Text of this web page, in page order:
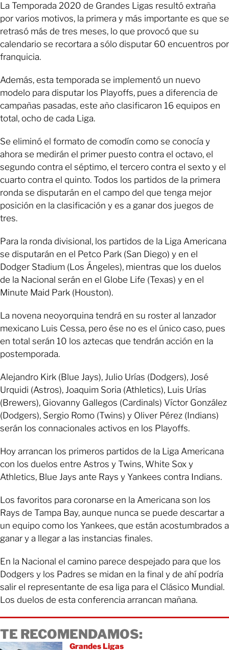
La Temporada 2020 de Grandes Ligas resultó extraña
por varios motivos, la primera y más importante es que se
retrasó más de tres meses, lo que provocó que su
calendario se recortara a sólo disputar 60 encuentros por
franquicia.
Además, esta temporada se implementó un nuevo
modelo para disputar los Playoffs, pues a diferencia de
campañas pasadas, este año clasificaron 16 equipos en
total, ocho de cada Liga.
Se eliminó el formato de comodín como se conocía y
ahora se medirán el primer puesto contra el octavo, el
segundo contra el séptimo, el tercero contra el sexto y el
cuarto contra el quinto. Todos los partidos de la primera
ronda se disputarán en el campo del que tenga mejor
posición en la clasificación y es a ganar dos juegos de
tres.
Para la ronda divisional, los partidos de la Liga Americana
se disputarán en el Petco Park (San Diego) y en el
Dodger Stadium (Los Ángeles), mientras que los duelos
de la Nacional serán en el Globe Life (Texas) y en el
Minute Maid Park (Houston).
La novena neoyorquina tendrá en su roster al lanzador
mexicano Luis Cessa, pero ése no es el único caso, pues
en total serán 10 los aztecas que tendrán acción en la
postemporada.
Alejandro Kirk (Blue Jays), Julio Urías (Dodgers), José
Urquidi (Astros), Joaquim Soria (Athletics), Luis Urías
(Brewers), Giovanny Gallegos (Cardinals) Víctor González
(Dodgers), Sergio Romo (Twins) y Oliver Pérez (Indians)
serán los connacionales activos en los Playoffs.
Hoy arrancan los primeros partidos de la Liga Americana
con los duelos entre Astros y Twins, White Sox y
Athletics, Blue Jays ante Rays y Yankees contra Indians.
Los favoritos para coronarse en la Americana son los
Rays de Tampa Bay, aunque nunca se puede descartar a
un equipo como los Yankees, que están acostumbrados a
ganar y a llegar a las instancias finales.
En la Nacional el camino parece despejado para que los
Dodgers y los Padres se midan en la final y de ahí podría
salir el representante de esa liga para el Clásico Mundial.
Los duelos de esta conferencia arrancan mañana.
TE RECOMENDAMOS:
Grandes Ligas